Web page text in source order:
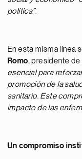
política”.
En esta misma línea
Romo, presidente de
esencial para
promoción de la
sanitario. Este
impacto de las
Un compromiso